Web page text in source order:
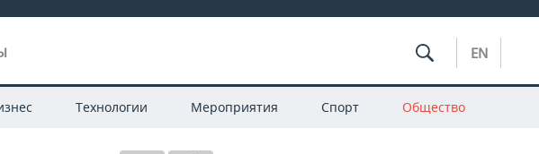
EN
Технологии Мероприятия Спорт Общество